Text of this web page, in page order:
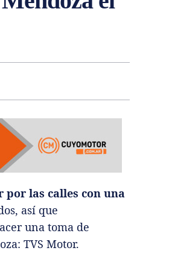
las calles con una
así que
una toma de
TVS Motor.